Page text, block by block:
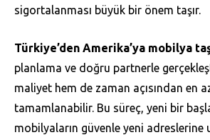
sigortalanması büyük bir önem taşır.
Türkiye’den Amerika’ya mobilya
planlama ve doğru partnerle
maliyet hem de zaman açısından en
tamamlanabilir. Bu süreç, yeni bir
mobilyaların güvenle yeni adreslerine